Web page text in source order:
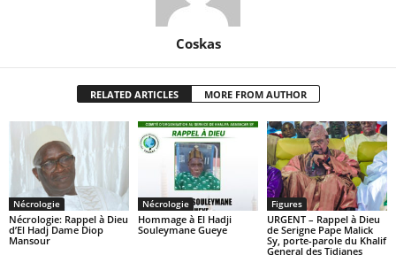
Coskas
RELATED ARTICLES MORE FROM AUTHOR
Nécrologie
Nécrologie: Rappel à Dieu
d’El Hadj Dame Diop
Mansour
Nécrologie
Hommage à El Hadji
Souleymane Gueye
Figures
URGENT – Rappel à Dieu
de Serigne Pape Malick
Sy, porte-parole du Khalif
General des Tidianes